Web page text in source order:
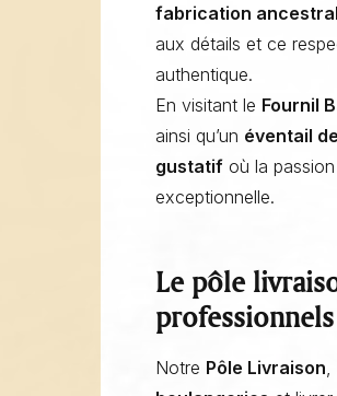
fabrication
aux détails et ce
authentique.
En visitant le Fournil
ainsi qu’un éventail
gustatifoù la passion
exceptionnelle.
Le pôle
professionnels
Notre Pôle Livraison,